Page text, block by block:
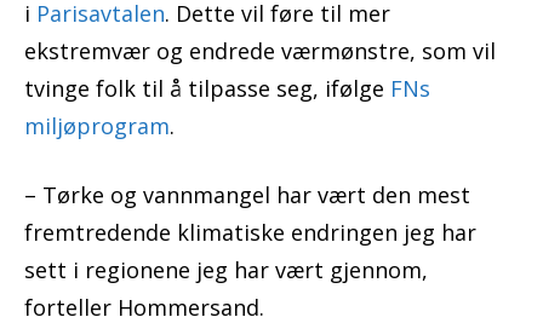
i Parisavtalen. Dette vil føre til mer
ekstremvær og endrede værmønstre, som vil
tvinge folk til å tilpasse seg, ifølge FNs
miljøprogram.
– Tørke og vannmangel har vært den mest
fremtredende klimatiske endringen jeg har
sett i regionene jeg har vært gjennom,
forteller Hommersand.